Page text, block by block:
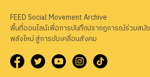
FEED Social Movement Archive
พื้นที่ออนไลน์เพื่อการบันทึกปรากฏการณ์ร่วมสมัย
พลังใหม่ สู่การขับเคลื่อนสังคม